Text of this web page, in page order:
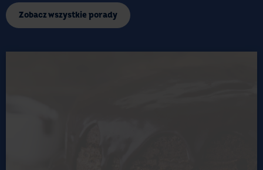
Zobacz wszystkie porady